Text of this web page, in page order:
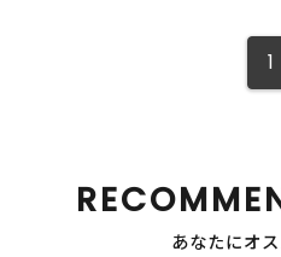
1
あなたにオ